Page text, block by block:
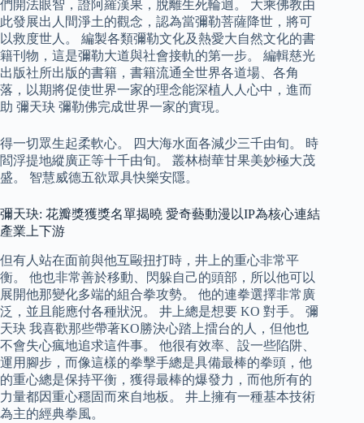
們開法眼智，證阿羅漢果，脫離生死輪迴。 大乘佛教由
此發展出人間淨土的觀念，認為當彌勒菩薩降世，將可
以救度世人。 編製各類彌勒文化及熱愛大自然文化的書
籍刊物，這是彌勒大道與社會接軌的第一步。 編輯慈光
出版社所出版的書籍，書籍流通全世界各道場、各角
落，以期將促使世界一家的理念能深植人人心中，進而
助 彌天玦 彌勒佛完成世界一家的實現。
得一切眾生起柔軟心。 四大海水面各減少三千由旬。 時
閻浮提地縱廣正等十千由旬。 叢林樹華甘果美妙極大茂
盛。 智慧威德五欲眾具快樂安隱。
彌天玦: 花瓣獎獲獎名單揭曉 愛奇藝動漫以IP為核心連結
產業上下游
但有人站在面前與他互毆扭打時，井上的重心非常平
衡。 他也非常善於移動、閃躲自己的頭部，所以他可以
展開他那變化多端的組合拳攻勢。 他的連拳選擇非常廣
泛，並且能應付各種狀況。 井上總是想要 KO 對手。 彌
天玦 我喜歡那些帶著KO勝決心踏上擂台的人，但他也
不會失心瘋地追求這件事。 他很有效率、設一些陷阱、
運用腳步，而像這樣的拳擊手總是具備最棒的拳頭，他
的重心總是保持平衡，獲得最棒的爆發力，而他所有的
力量都因重心穩固而來自地板。 井上擁有一種基本技術
為主的經典拳風。